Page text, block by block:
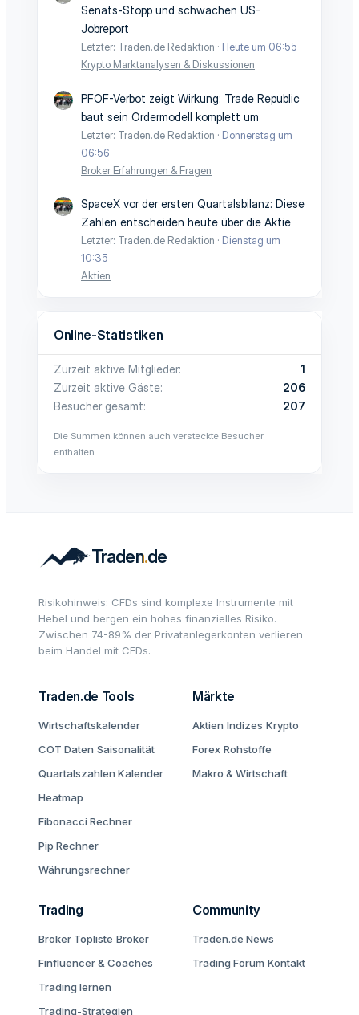
Senats-Stopp und schwachen US-
Jobreport
Letzter: Traden.de Redaktion
Heute um 06:55
Krypto Marktanalysen & Diskussionen
PFOF-Verbot zeigt Wirkung: Trade Republic
baut sein Ordermodell komplett um
Letzter: Traden.de Redaktion
Donnerstag um
06:56
Broker Erfahrungen & Fragen
SpaceX vor der ersten Quartalsbilanz: Diese
Zahlen entscheiden heute über die Aktie
Letzter: Traden.de Redaktion
Dienstag um
10:35
Aktien
Online-Statistiken
Zurzeit aktive Mitglieder
1
Zurzeit aktive Gäste
206
Besucher gesamt
207
Die Summen können auch versteckte Besucher
enthalten.
Risikohinweis: CFDs sind komplexe Instrumente mit
Hebel und bergen ein hohes finanzielles Risiko.
Zwischen 74-89% der Privatanlegerkonten verlieren
beim Handel mit CFDs.
Traden.de Tools
Wirtschaftskalender
COT Daten Saisonalität
Quartalszahlen Kalender
Heatmap
Fibonacci Rechner
Pip Rechner
Währungsrechner
Märkte
Aktien Indizes Krypto
Forex Rohstoffe
Makro & Wirtschaft
Trading
Broker Topliste Broker
Finfluencer & Coaches
Trading lernen
Trading-Strategien
Community
Traden.de News
Trading Forum Kontakt